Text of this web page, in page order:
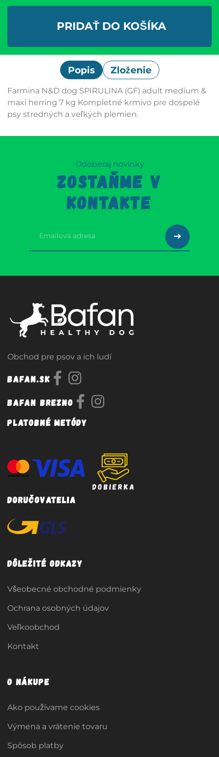
PRIDAŤ DO KOŠÍKA
Popis Zloženie
Farmina N&D dog SPIRULINA (GF) adult medium &
maxi herring 7 kg Kompletné krmivo pre dospelé
psy stredných a veľkých plemien.
Odoberaj novinky
ZOSTAŇME V
KONTAKTE
Obchod pre psov a ich ludí
Bafan.sk
Bafan Brezno
Platobné metódy
Doručovatelia
Dôležité odkazy
Všeobecné obchodné podmienky
Ochrana osobných údajov
Veľkoobchod
Kontakt
O nákupe
Ako používame cookies
Výmena a vrátenie tovaru
Spôsob platby